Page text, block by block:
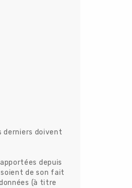
derniers doivent
depuis
de son fait
(à titre